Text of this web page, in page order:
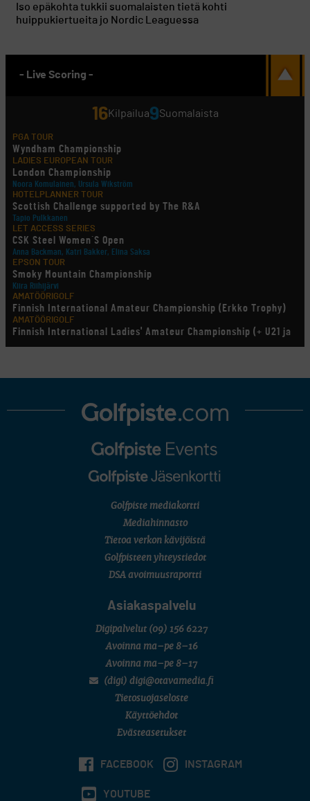
Iso epäkohta tukkii suomalaisten tietä kohti
huippukiertueita jo Nordic Leaguessa
- Live Scoring -
16Kilpailua9Suomalaista
PGA TOUR
Wyndham Championship
LADIES EUROPEAN TOUR
London Championship
Noora Komulainen, Ursula Wikström
HOTELPLANNER TOUR
Scottish Challenge supported by The R&A
Tapio Pulkkanen
LET ACCESS SERIES
CSK Steel Women´S Open
Anna Backman, Katri Bakker, Elina Saksa
EPSON TOUR
Smoky Mountain Championship
Kiira Riihijärvi
AMATÖÖRIGOLF
Finnish International Amateur Championship (Erkko Trophy)
AMATÖÖRIGOLF
Finnish International Ladies' Amateur Championship (+ U21 ja
U18/FJT/Aulanko)
LEGENDS TOUR
U.S. Women's Amateur Championship
Eeli Krankka, Lionel Mutikainen
Kivitippu Classic Invitational 2026
SM-reikäpeli (M50/Kymen Golf)
7 (U18 ja U21/pojat/Tahko)
Golfpiste mediakortti
Mediahinnasto
Tietoa verkon kävijöistä
Golfpisteen yhteystiedot
DSA avoimuusraportti
Asiakaspalvelu
Digipalvelut (09) 156 6227
Avoinna ma–pe 8–16
Avoinna ma–pe 8–17
(digi) digi@otavamedia.fi
Tietosuojaseloste
Käyttöehdot
Evästeasetukset
FACEBOOK INSTAGRAM
YOUTUBE